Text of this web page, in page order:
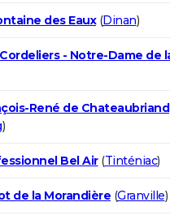
des Eaux(Dinan)
- Notre-Dame de
René de Chateaubriand
)
Bel Air(Tinténiac)
de la Morandière (Granville)